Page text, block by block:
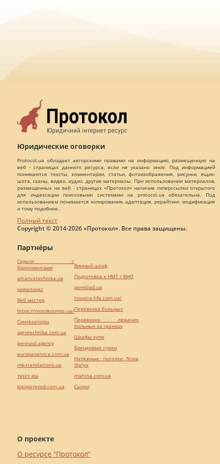
Юридические оговорки
Protocol.ua обладает авторскими правами на информацию, размещенную на
веб - страницах данного ресурса, если не указано иное. Под информацией
понимаются тексты, комментарии, статьи, фотоизображения, рисунки, ящик-
шота, сканы, видео, аудио, другие материалы. При использовании материалов,
размещенных на веб - страницах «Протокол» наличие гиперссылки открытого
для индексации поисковыми системами на protocol.ua обязательна. Под
использованием понимается копирования, адаптация, рерайтинг, модификация
и тому подобное.
Полный текст
Copyright © 2014-2026 «Протокол». Все права защищены.
О проекте
О ресурсе “Протокол”
Партнёры
Серьги с
бриллиантами
alliancetechnika.ua
миралинкс
Веб мастер
https://motokosmos.ua/
Синтезаторы
agrotechnika.com.ua
perevod.agency
europeservice.com.ua
mk-translations.ua
текст юа
kievperevod.com.ua
Винный шкаф
Подготовка к НМТ / ВНО
pereklad.ua
hospice-life.com.ua/
Перевозка больных
Перевозка лежачих
больных за границу
Шкафы купе
Брендовые сумки
Натяжные потолки Nova
Stelya
maltina.com.ua
Cылки